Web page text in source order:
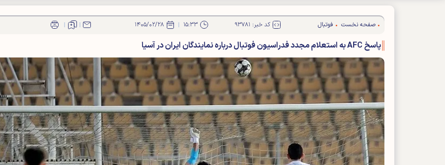
صفحه نخست فوتبال کد خبر: ۹۳۷۸۱ ۱۵:۳۳ ۱۴۰۵/۰۲/۲۸
پاسخ AFC به استعلام مجدد فدراسیون فوتبال درباره نمایندگان ایران در آسیا